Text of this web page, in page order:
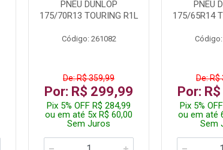
PNEU DUNLOP
175/70R13 TOURING R1L
Código: 261082
De: R$ 359,99
Por: R$ 299,99
Pix 5% OFF R$ 284,99
ou em até 5x R$ 60,00
Sem Juros
PNEU
175/65R14
De: R$
Por:
Pix 5%
ou em até
Sem